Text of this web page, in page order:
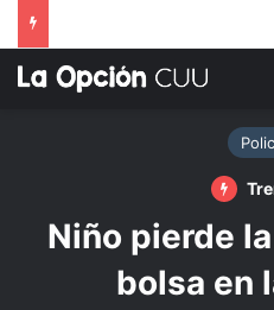
Niño pierde
bolsa en